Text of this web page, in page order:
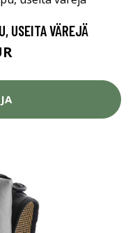
USEITA VÄREJÄ